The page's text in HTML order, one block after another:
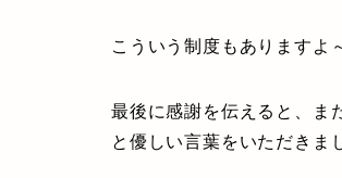
こういう制度もありますよ
最後に感謝を伝えると、ま
と優しい言葉をいただきま